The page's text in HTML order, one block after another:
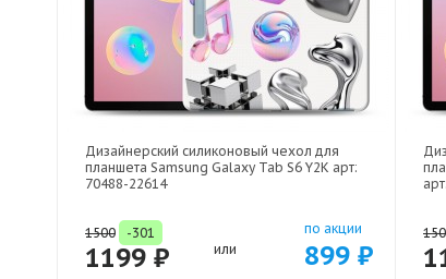
Дизайнерский силиконовый чехол для
планшета Samsung Galaxy Tab S6 Y2K арт:
70488-22614
1500 -301
1199 ₽ или
по акции
899 ₽